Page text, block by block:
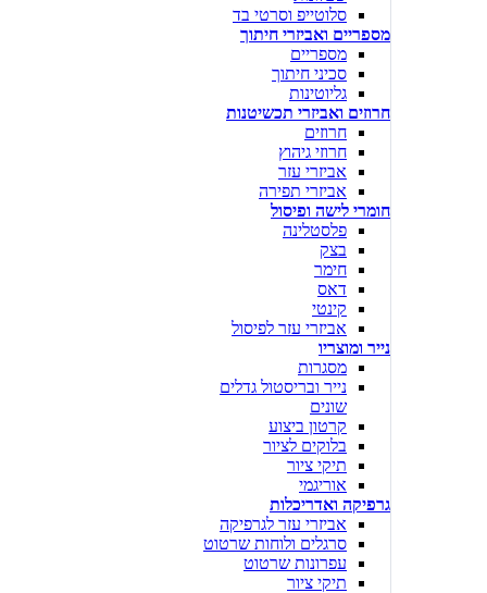
סלוטייפ וסרטי בד
מספריים ואביזרי חיתוך
מספריים
סכיני חיתוך
גליוטינות
חרוזים ואביזרי תכשיטנות
חרוזים
חרוזי גיהוץ
אביזרי עזר
אביזרי תפירה
חומרי לישה ופיסול
פלסטלינה
בצק
חימר
דאס
קינטי
אביזרי עזר לפיסול
נייר ומוצריו
מסגרות
נייר ובריסטול גדלים
שונים
קרטון ביצוע
בלוקים לציור
תיקי ציור
אוריגמי
גרפיקה ואדריכלות
אביזרי עזר לגרפיקה
סרגלים ולוחות שרטוט
עפרונות שרטוט
תיקי ציור